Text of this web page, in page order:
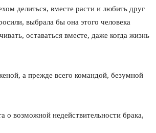
делиться, вместе расти и любить друг
выбрала бы она этого человека
оставаться вместе, даже когда жизнь
а прежде всего командой, безумной
о возможной недействительности брака,